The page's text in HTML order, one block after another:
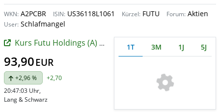
WKN: A2PCBR ISIN: US36118L1061 Kürzel: FUTU Forum: Aktien
User: Schlafmangel
Kurs Futu Holdings (A) (A)
93,90EUR
+2,96 %
+2,70
20:47:03 Uhr,
Lang & Schwarz
1T 3M 1J 5J